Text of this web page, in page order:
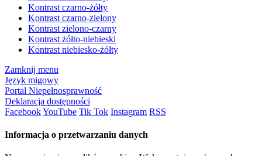
Kontrast czarno-żółty
Kontrast czarno-zielony
Kontrast zielono-czarny
Kontrast żółto-niebieski
Kontrast niebiesko-żółty
Zamknij menu
Język migowy
Portal Niepełnosprawność
Deklaracja dostępności
FacebookYouTube Tik Tok Instagram RSS
Informacja o przetwarzaniu danych